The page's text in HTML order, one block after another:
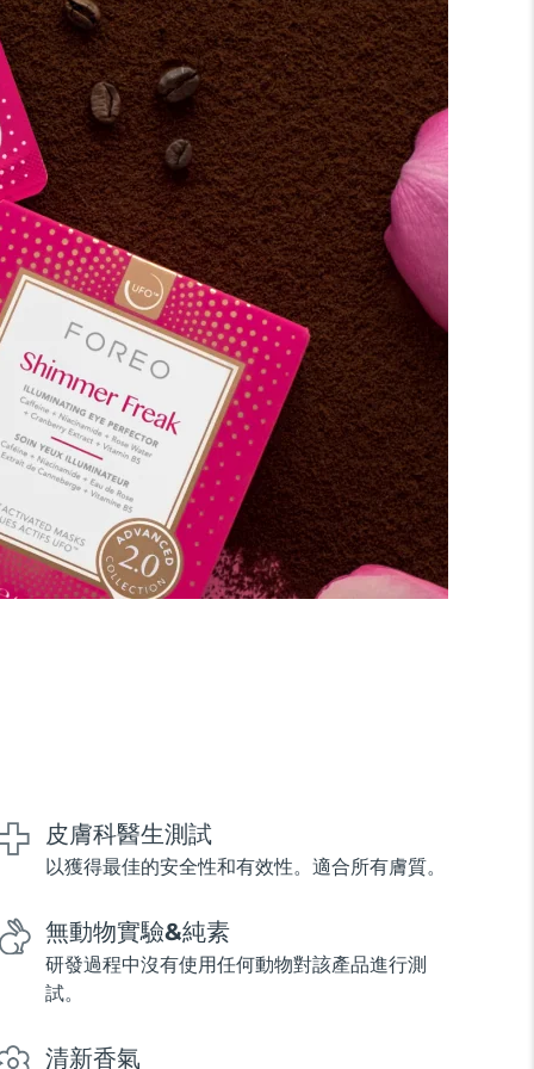
皮膚科醫生測試
以獲得最佳的安全性和有效性。適合所有膚質。
無動物實驗&純素
研發過程中沒有使用任何動物對該產品進行測
試。
清新香氣